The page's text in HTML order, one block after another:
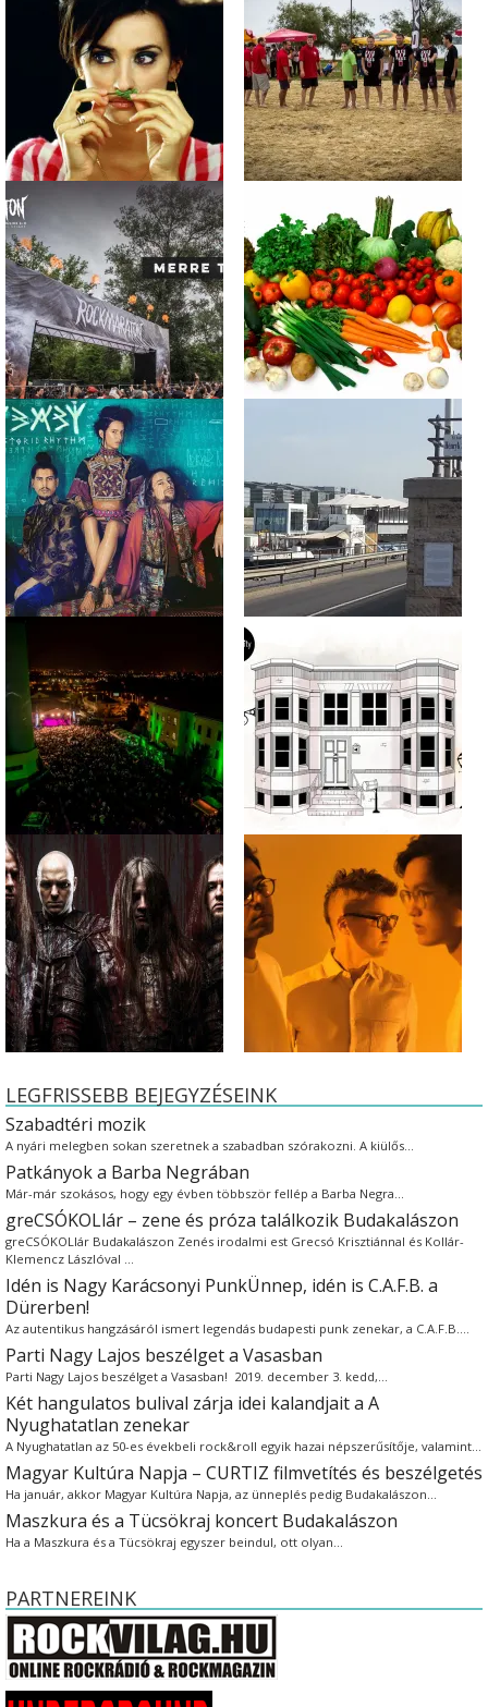
LEGFRISSEBB BEJEGYZÉSEINK
Szabadtéri mozik
A nyári melegben sokan szeretnek a szabadban szórakozni. A kiülős…
Patkányok a Barba Negrában
Már-már szokásos, hogy egy évben többször fellép a Barba Negra…
greCSÓKOLlár – zene és próza találkozik Budakalászon
greCSÓKOLlár Budakalászon Zenés irodalmi est Grecsó Krisztiánnal és Kollár-
Klemencz Lászlóval …
Idén is Nagy Karácsonyi PunkÜnnep, idén is C.A.F.B. a
Dürerben!
Az autentikus hangzásáról ismert legendás budapesti punk zenekar, a C.A.F.B.…
Parti Nagy Lajos beszélget a Vasasban
Parti Nagy Lajos beszélget a Vasasban! 2019. december 3. kedd,…
Két hangulatos bulival zárja idei kalandjait a A
Nyughatatlan zenekar
A Nyughatatlan az 50-es évekbeli rock&roll egyik hazai népszerűsítője, valamint…
Magyar Kultúra Napja – CURTIZ filmvetítés és beszélgetés
Ha január, akkor Magyar Kultúra Napja, az ünneplés pedig Budakalászon…
Maszkura és a Tücsökraj koncert Budakalászon
Ha a Maszkura és a Tücsökraj egyszer beindul, ott olyan…
PARTNEREINK